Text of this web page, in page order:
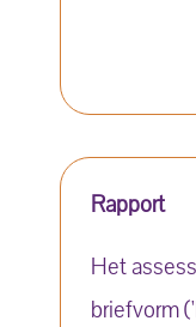
Rapport
Het
briefvorm